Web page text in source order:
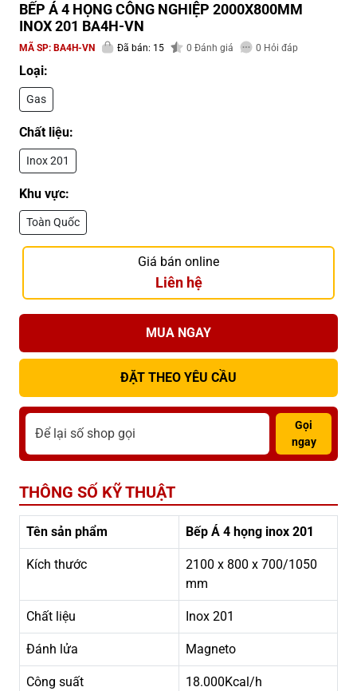
BẾP Á 4 HỌNG CÔNG NGHIỆP 2000X800MM
INOX 201 BA4H-VN
MÃ SP: BA4H-VN Đã bán: 15 0 Đánh giá 0 Hỏi đáp
Loại:
Gas
Chất liệu:
Inox 201
Khu vực:
Toàn Quốc
Giá bán online
Liên hệ
MUA NGAY
ĐẶT THEO YÊU CẦU
Gọi
ngay
THÔNG SỐ KỸ THUẬT
Tên sản phẩm Bếp Á 4 họng inox 201
Kích thước
2100 x 800 x 700/1050
mm
Chất liệu Inox 201
Đánh lửa Magneto
Công suất 18.000Kcal/h